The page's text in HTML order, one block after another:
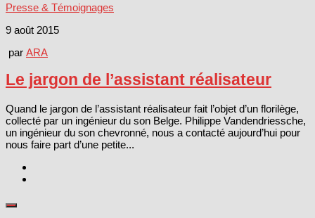
Presse & Témoignages
9 août 2015
par ARA
Le jargon de l’assistant réalisateur
Quand le jargon de l’assistant réalisateur fait l’objet d’un florilège,
collecté par un ingénieur du son Belge. Philippe Vandendriessche,
un ingénieur du son chevronné, nous a contacté aujourd’hui pour
nous faire part d’une petite...